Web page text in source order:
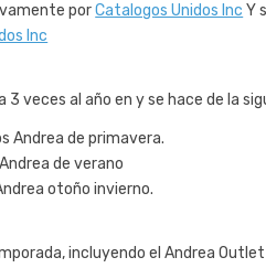
porCatalogos Unidos Inc Y
Inc
veces al año en y se hace de la
Andrea de primavera.
de verano
otoño invierno.
incluyendo el Andrea